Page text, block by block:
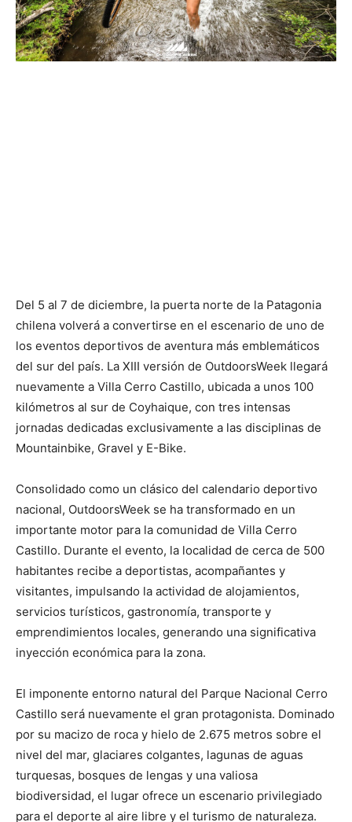
Del 5 al 7 de diciembre, la puerta norte de la Patagonia
chilena volverá a convertirse en el escenario de uno de
los eventos deportivos de aventura más emblemáticos
del sur del país. La XIII versión de OutdoorsWeek llegará
nuevamente a Villa Cerro Castillo, ubicada a unos 100
kilómetros al sur de Coyhaique, con tres intensas
jornadas dedicadas exclusivamente a las disciplinas de
Mountainbike, Gravel y E-Bike.
Consolidado como un clásico del calendario deportivo
nacional, OutdoorsWeek se ha transformado en un
importante motor para la comunidad de Villa Cerro
Castillo. Durante el evento, la localidad de cerca de 500
habitantes recibe a deportistas, acompañantes y
visitantes, impulsando la actividad de alojamientos,
servicios turísticos, gastronomía, transporte y
emprendimientos locales, generando una significativa
inyección económica para la zona.
El imponente entorno natural del Parque Nacional Cerro
Castillo será nuevamente el gran protagonista. Dominado
por su macizo de roca y hielo de 2.675 metros sobre el
nivel del mar, glaciares colgantes, lagunas de aguas
turquesas, bosques de lengas y una valiosa
biodiversidad, el lugar ofrece un escenario privilegiado
para el deporte al aire libre y el turismo de naturaleza.